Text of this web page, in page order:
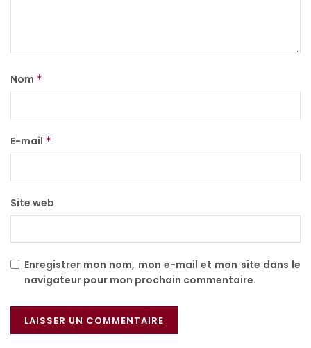
Nom *
E-mail *
Site web
Enregistrer mon nom, mon e-mail et mon site dans le
navigateur pour mon prochain commentaire.